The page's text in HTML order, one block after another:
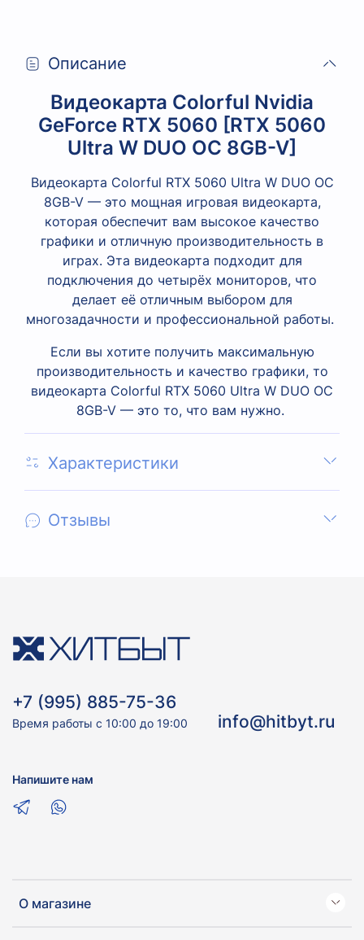
Описание
Видеокарта Colorful Nvidia
GeForce RTX 5060 [RTX 5060
Ultra W DUO OC 8GB-V]
Видеокарта Colorful RTX 5060 Ultra W DUO OC
8GB-V — это мощная игровая видеокарта,
которая обеспечит вам высокое качество
графики и отличную производительность в
играх. Эта видеокарта подходит для
подключения до четырёх мониторов, что
делает её отличным выбором для
многозадачности и профессиональной работы.
Если вы хотите получить максимальную
производительность и качество графики, то
видеокарта Colorful RTX 5060 Ultra W DUO OC
8GB-V — это то, что вам нужно.
Характеристики
Отзывы
О магазине
+7 (995) 885-75-36
Время работы с 10:00 до 19:00 info@hitbyt.ru
Напишите нам